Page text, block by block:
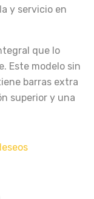
y servicio en
que lo
Este modelo sin
barras extra
superior y una